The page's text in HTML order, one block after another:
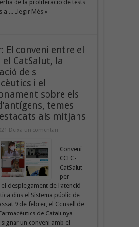
de la proliferació de tests
a ... Llegir Més »
El conveni entre el
el CatSalut, la
dels
i el
sobre els
temes
als mitjans
Deixa un comentari
Conveni
CCFC-
CatSalut
per
desplegament de l’atenció
dins el Sistema públic de
9 de febrer, el Consell de
de Catalunya
signar un conveni amb el